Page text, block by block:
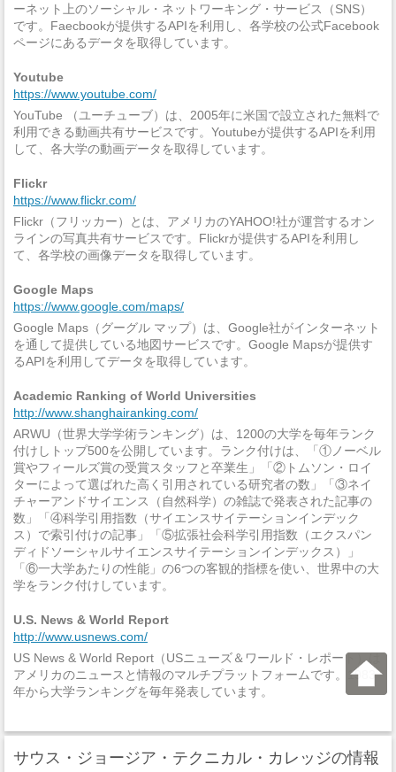
ーネット上のソーシャル・ネットワーキング・サービス（SNS）
です。Faecbookが提供するAPIを利用し、各学校の公式Facebook
ページにあるデータを取得しています。
Youtube
https://www.youtube.com/
YouTube （ユーチューブ）は、2005年に米国で設立された無料で
利用できる動画共有サービスです。Youtubeが提供するAPIを利用
して、各大学の動画データを取得しています。
Flickr
https://www.flickr.com/
Flickr（フリッカー）とは、アメリカのYAHOO!社が運営するオン
ラインの写真共有サービスです。Flickrが提供するAPIを利用し
て、各学校の画像データを取得しています。
Google Maps
https://www.google.com/maps/
Google Maps（グーグル マップ）は、Google社がインターネット
を通して提供している地図サービスです。Google Mapsが提供す
るAPIを利用してデータを取得しています。
Academic Ranking of World Universities
http://www.shanghairanking.com/
ARWU（世界大学学術ランキング）は、1200の大学を毎年ランク
付けしトップ500を公開しています。ランク付けは、「①ノーベル
賞やフィールズ賞の受賞スタッフと卒業生」「②トムソン・ロイ
ターによって選ばれた高く引用されている研究者の数」「③ネイ
チャーアンドサイエンス（自然科学）の雑誌で発表された記事の
数」「④科学引用指数（サイエンスサイテーションインデック
ス）で索引付けの記事」「⑤拡張社会科学引用指数（エクスパン
ディドソーシャルサイエンスサイテーションインデックス）」
「⑥一大学あたりの性能」の6つの客観的指標を使い、世界中の大
学をランク付けしています。
U.S. News & World Report
http://www.usnews.com/
US News & World Report（USニューズ＆ワールド・レポート）は
アメリカのニュースと情報のマルチプラットフォームです。1983
年から大学ランキングを毎年発表しています。
サウス・ジョージア・テクニカル・カレッジの情報